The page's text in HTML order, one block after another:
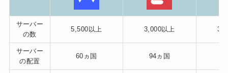
サーバー
の数
5,500以上 3,000以上
サーバー
の配置
60ヵ国 94ヵ国